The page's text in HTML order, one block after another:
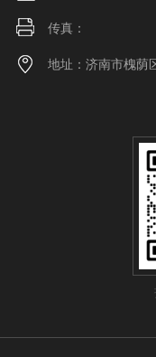
传真：
地址：济南市槐荫